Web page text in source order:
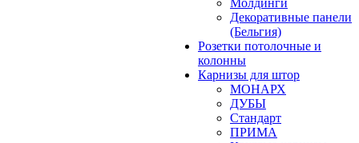
Молдинги
Декоративные панели
(Бельгия)
Розетки потолочные и
колонны
Карнизы для штор
МОНАРХ
ДУБЫ
Стандарт
ПРИМА